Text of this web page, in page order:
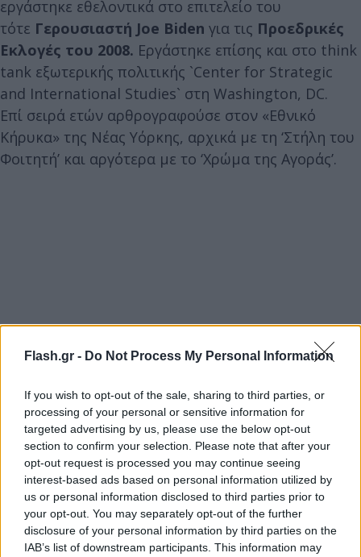
Flash.gr - Do Not Process My Personal Information
If you wish to opt-out of the sale, sharing to third parties, or
processing of your personal or sensitive information for
targeted advertising by us, please use the below opt-out
section to confirm your selection. Please note that after your
opt-out request is processed you may continue seeing
interest-based ads based on personal information utilized by
us or personal information disclosed to third parties prior to
your opt-out. You may separately opt-out of the further
disclosure of your personal information by third parties on the
IAB’s list of downstream participants. This information may
εργάστηκε εθελοντικά στο επιτελείο του
τότε Γερουσιαστή Joe Biden για τις Προεδρικές
Εκλογές του 2008. Εργάστηκε επίσης και στο think
tank εξωτερικής πολιτικής `Center for Strategic
and International Studies` στη Washington, DC.
Επί σειρά ετών αρθρογραφούσε στον «Εθνικό
Κήρυκα» της Νέας Υόρκης, αρχικά με τη ‘Στήλη του
Φοιτητή’ και αργότερα με το ‘Χρώμα της Αγοράς’.